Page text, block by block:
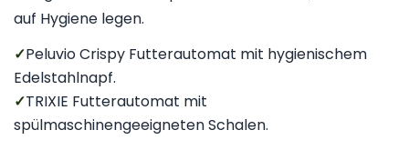
auf Hygiene legen.
✓Peluvio Crispy Futterautomat mit hygienischem
Edelstahlnapf.
✓TRIXIE Futterautomat mit
spülmaschinengeeigneten Schalen.